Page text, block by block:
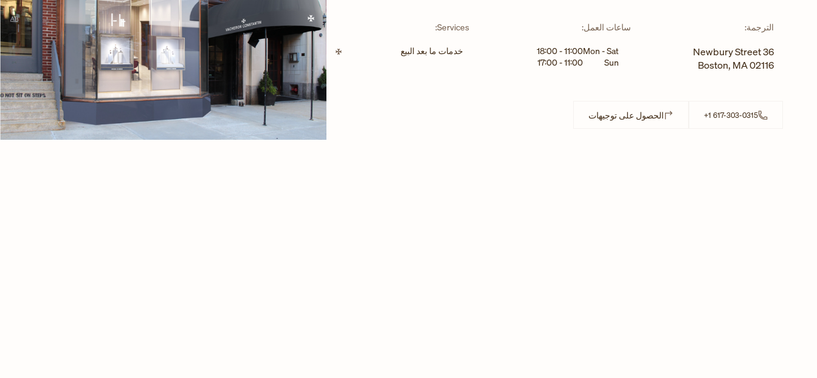
الترجمة:
36 Newbury Street
Boston, MA02116
ساعات العمل:
يوم الأسبوعالساعاتMon - Sat
11:00
-
18:00
Sun
11:00
-
17:00
Services:
خدمات ما بعد البيع
+1 617-303-0315 الحصول على توجيهات